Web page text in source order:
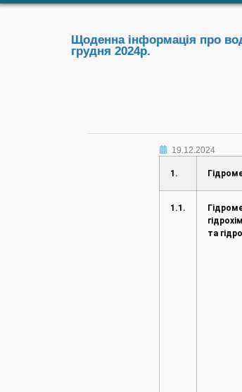
Щоденна інформація про
грудня 2024р.
19.12.2024
1.
1.1.
та